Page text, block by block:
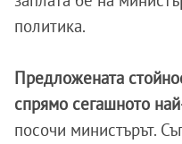
политика.
Предложената
спрямо сегашното
посочи министърът.